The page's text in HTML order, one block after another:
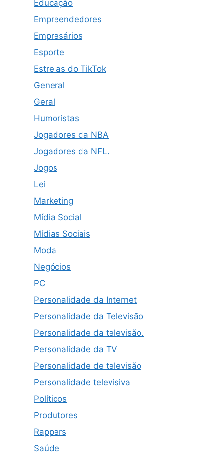
Educação
Empreendedores
Empresários
Esporte
Estrelas do TikTok
General
Geral
Humoristas
Jogadores da NBA
Jogadores da NFL.
Jogos
Lei
Marketing
Mídia Social
Mídias Sociais
Moda
Negócios
PC
Personalidade da Internet
Personalidade da Televisão
Personalidade da televisão.
Personalidade da TV
Personalidade de televisão
Personalidade televisiva
Políticos
Produtores
Rappers
Saúde